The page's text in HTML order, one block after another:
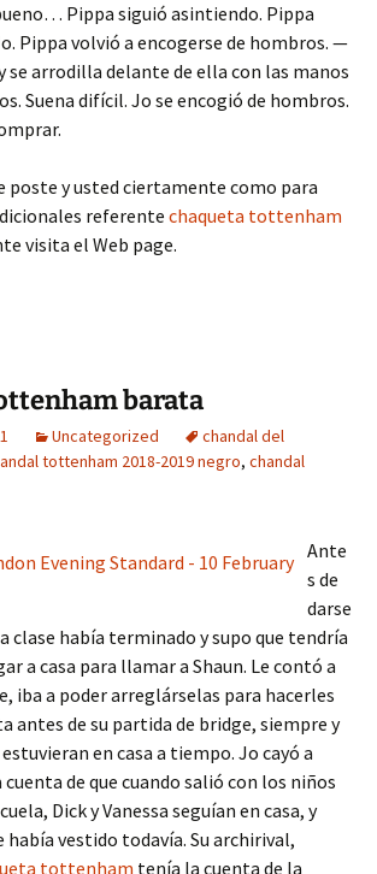
Pippa siguió asintiendo. Pippa
Pippa volvió a encogerse de hombros. —
se arrodilla delante de ella con las manos
Suena difícil. Jo se encogió de hombros.
poste y usted ciertamente como para
referente chaqueta tottenham
visita el Web page.
barata
Uncategorized
chandal del
tottenham 2018-2019 negro, chandal
Ante
s de
darse
clase había terminado y supo que tendría
a casa para llamar a Shaun. Le contó a
iba a poder arreglárselas para hacerles
antes de su partida de bridge, siempre y
en casa a tiempo. Jo cayó a
cuenta de que cuando salió con los niños
Dick y Vanessa seguían en casa, y
había vestido todavía. Su archirival,
tottenham tenía la cuenta de la